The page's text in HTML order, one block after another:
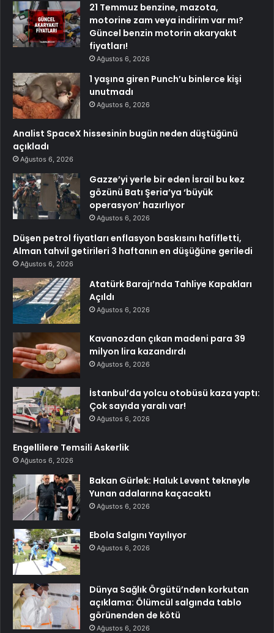
21 Temmuz benzine, mazota,
motorine zam veya indirim var mı?
Güncel benzin motorin akaryakıt
fiyatları!
Ağustos 6, 2026
1 yaşına giren Punch’u binlerce kişi
unutmadı
Ağustos 6, 2026
Analist SpaceX hissesinin bugün neden düştüğünü
açıkladı
Ağustos 6, 2026
Gazze’yi yerle bir eden İsrail bu kez
gözünü Batı Şeria’ya ‘büyük
operasyon’ hazırlıyor
Ağustos 6, 2026
Düşen petrol fiyatları enflasyon baskısını hafifletti,
Alman tahvil getirileri 3 haftanın en düşüğüne geriledi
Ağustos 6, 2026
Atatürk Barajı’nda Tahliye Kapakları
Açıldı
Ağustos 6, 2026
Kavanozdan çıkan madeni para 39
milyon lira kazandırdı
Ağustos 6, 2026
İstanbul’da yolcu otobüsü kaza yaptı:
Çok sayıda yaralı var!
Ağustos 6, 2026
Engellilere Temsili Askerlik
Ağustos 6, 2026
Bakan Gürlek: Haluk Levent tekneyle
Yunan adalarına kaçacaktı
Ağustos 6, 2026
Ebola Salgını Yayılıyor
Ağustos 6, 2026
Dünya Sağlık Örgütü’nden korkutan
açıklama: Ölümcül salgında tablo
görünenden de kötü
Ağustos 6, 2026